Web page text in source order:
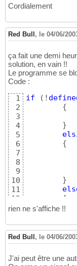
14
16
17
18
19
20
21
22
24
25
26
27
28
$i
}
print
if (!(my
}
else
{
#
    kill
Cordialement
Red Bull , le 04/06/
ça fait une demi
solution, en vain !!
Le programme se
Code :
1
2
3
4
5
6
7
8
9
10
11
12
13
15
if ( !
{
}
{
}
{
}
rien ne s'affiche !!
Red Bull , le 04/06/
J'ai peut être une